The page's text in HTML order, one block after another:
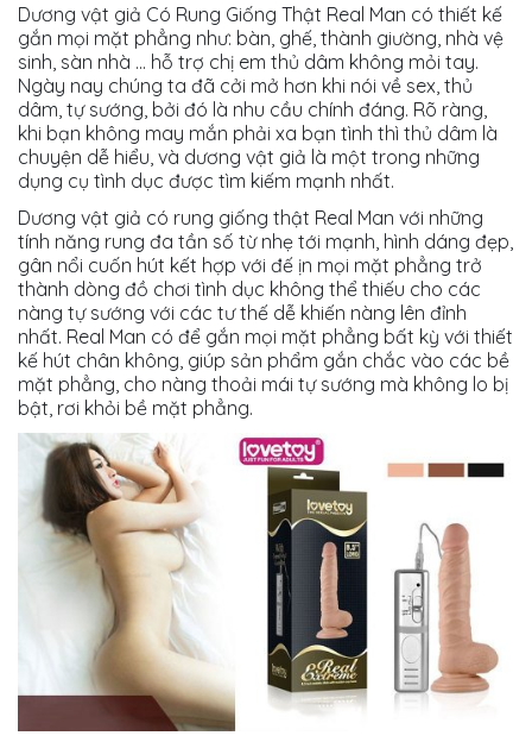
Dương vật giả Có Rung Giống Thật Real Man có thiết kế
gắn mọi mặt phẳng như: bàn, ghế, thành giường, nhà vệ
sinh, sàn nhà ... hỗ trợ chị em thủ dâm không mỏi tay.
Ngày nay chúng ta đã cởi mở hơn khi nói về sex, thủ
dâm, tự sướng, bởi đó là nhu cầu chính đáng. Rõ ràng,
khi bạn không may mắn phải xa bạn tình thì thủ dâm là
chuyện dễ hiểu, và dương vật giả là một trong những
dụng cụ tình dục được tìm kiếm mạnh nhất.
Dương vật giả có rung giống thật Real Man với những
tính năng rung đa tần số từ nhẹ tới mạnh, hình dáng đẹp,
gân nổi cuốn hút kết hợp với đế ịn mọi mặt phẳng trở
thành dòng đồ chơi tình dục không thể thiếu cho các
nàng tự sướng với các tư thế dễ khiến nàng lên đỉnh
nhất. Real Man có để gắn mọi mặt phẳng bất kỳ với thiết
kế hút chân không, giúp sản phẩm gắn chắc vào các bề
mặt phẳng, cho nàng thoải mái tự sướng mà không lo bị
bật, rơi khỏi bề mặt phẳng.